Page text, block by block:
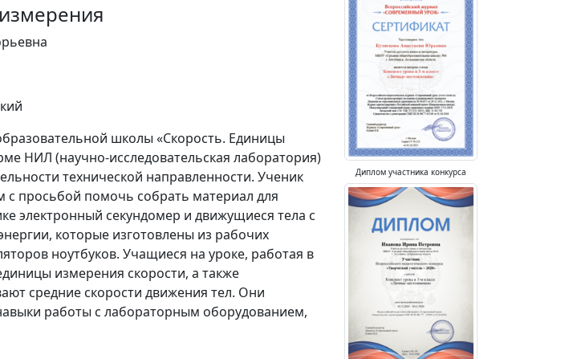
школы «Скорость. Единицы
НИЛ (научно-исследовательская лаборатория)
технической направленности. Ученик
с просьбой помочь собрать материал для
электронный секундомер и движущиеся тела с
которые изготовлены из рабочих
ноутбуков. Учащиеся на уроке, работая в
измерения скорости, а также
средние скорости движения тел. Они
работы с лабораторным оборудованием,
Диплом участника конкурса